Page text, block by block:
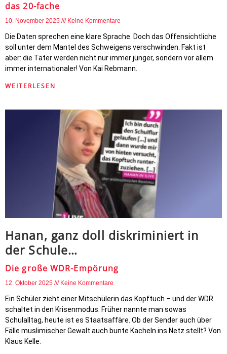
das 20-fache
10. November 2025 Keine Kommentare
Die Daten sprechen eine klare Sprache. Doch das Offensichtliche
soll unter dem Mantel des Schweigens verschwinden. Fakt ist
aber: die Täter werden nicht nur immer jünger, sondern vor allem
immer internationaler! Von Kai Rebmann.
WEITERLESEN
Hanan, ganz doll diskriminiert in
der Schule…
Die große WDR-Empörung
12. Oktober 2025 Keine Kommentare
Ein Schüler zieht einer Mitschülerin das Kopftuch – und der WDR
schaltet in den Krisenmodus. Früher nannte man sowas
Schulalltag, heute ist es Staatsaffäre. Ob der Sender auch über
Fälle muslimischer Gewalt auch bunte Kacheln ins Netz stellt? Von
Klaus Kelle.